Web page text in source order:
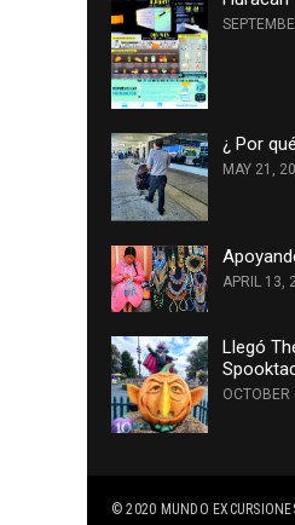
¿ Por
MAY 21,
APRIL 13,
Llegó
© 2020 MUNDO